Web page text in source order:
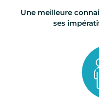
Une meilleure
ses